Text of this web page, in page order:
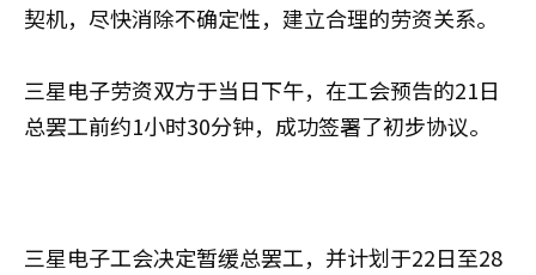
契机，尽快消除不确定性，建立合理的劳资关系。
三星电子劳资双方于当日下午，在工会预告的21日
总罢工前约1小时30分钟，成功签署了初步协议。
三星电子工会决定暂缓总罢工，并计划于22日至28